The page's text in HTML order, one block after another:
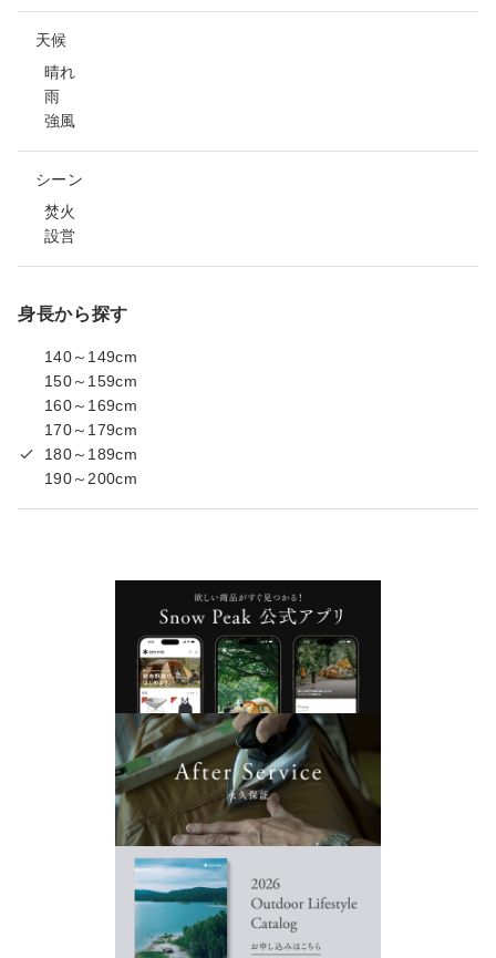
天候
晴れ
雨
強風
シーン
焚火
設営
身長から探す
140～149cm
150～159cm
160～169cm
170～179cm
180～189cm
190～200cm